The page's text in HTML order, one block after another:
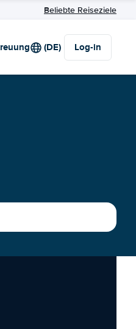
Beliebte Reiseziele
(DE) Log-in